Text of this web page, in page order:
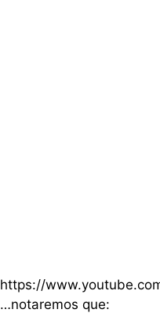
https://
…notaremos que: